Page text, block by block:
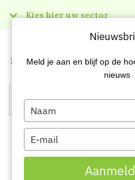
Kies hier uw sector
Menu
Meld je aan en blijf op de
nieuws
Type
your
name
Type
your
email